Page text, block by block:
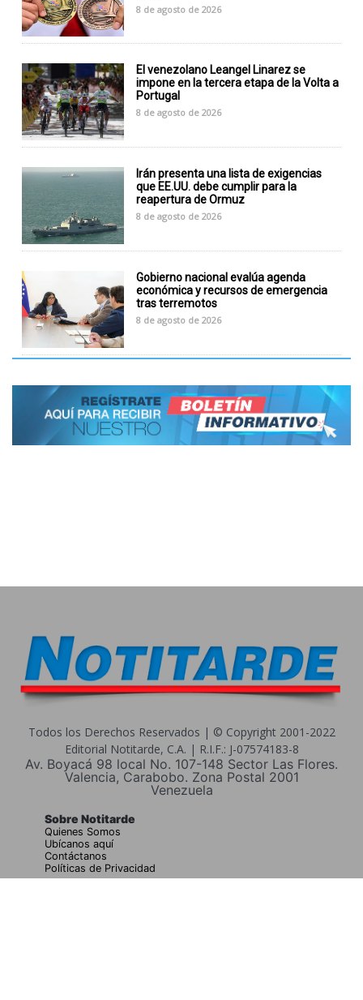
8 de agosto de 2026
El venezolano Leangel Linarez se
impone en la tercera etapa de la Volta a
Portugal
8 de agosto de 2026
Irán presenta una lista de exigencias
que EE.UU. debe cumplir para la
reapertura de Ormuz
8 de agosto de 2026
Gobierno nacional evalúa agenda
económica y recursos de emergencia
tras terremotos
8 de agosto de 2026
Todos los Derechos Reservados | © Copyright 2001-2022
Editorial Notitarde, C.A. | R.I.F.: J-07574183-8
Av. Boyacá 98 local No. 107-148 Sector Las Flores.
Valencia, Carabobo. Zona Postal 2001
Venezuela
Sobre Notitarde
Quienes Somos
Ubícanos aquí
Contáctanos
Políticas de Privacidad